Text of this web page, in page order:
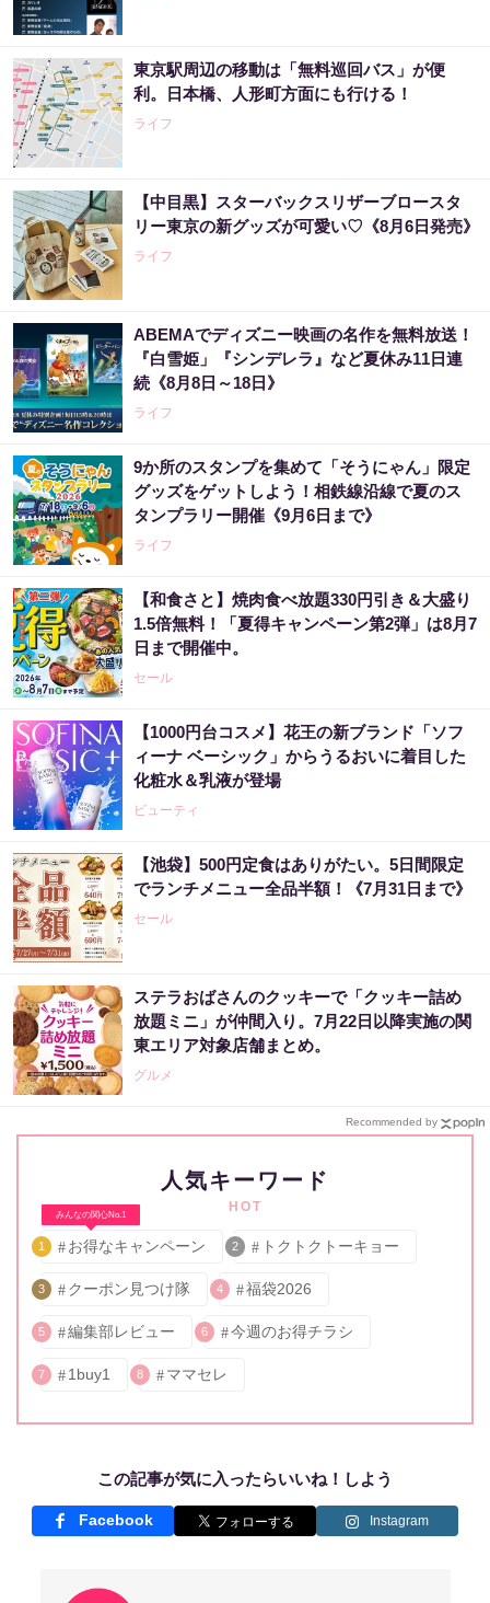
東京駅周辺の移動は「無料巡回バス」が便
利。日本橋、人形町方面にも行ける！
ライフ
【中目黒】スターバックスリザーブロースタ
リー東京の新グッズが可愛い♡《8月6日発売》
ライフ
ABEMAでディズニー映画の名作を無料放送！
『白雪姫」『シンデレラ』など夏休み11日連
続《8月8日～18日》
ライフ
9か所のスタンプを集めて「そうにゃん」限定
グッズをゲットしよう！相鉄線沿線で夏のス
タンプラリー開催《9月6日まで》
ライフ
【和食さと】焼肉食べ放題330円引き＆大盛り
1.5倍無料！「夏得キャンペーン第2弾」は8月7
日まで開催中。
セール
【1000円台コスメ】花王の新ブランド「ソフ
ィーナ ベーシック」からうるおいに着目した
化粧水＆乳液が登場
ビューティ
【池袋】500円定食はありがたい。5日間限定
でランチメニュー全品半額！《7月31日まで》
セール
ステラおばさんのクッキーで「クッキー詰め
放題ミニ」が仲間入り。7月22日以降実施の関
東エリア対象店舗まとめ。
グルメ
Recommended by
人気キーワード
HOT
みんなの関心No.1
1 お得なキャンペーン 2 トクトクトーキョー
3 クーポン見つけ隊 4 福袋2026
5 編集部レビュー 6 今週のお得チラシ
7 1buy1 8 ママセレ
この記事が気に入ったらいいね！しよう
Facebook Instagram